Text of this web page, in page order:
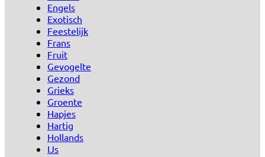
Engels
Exotisch
Feestelijk
Frans
Fruit
Gevogelte
Gezond
Grieks
Groente
Hapjes
Hartig
Hollands
IJs